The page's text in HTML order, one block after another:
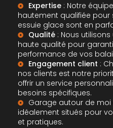
Expertise : Notre
hautement qualifiée
essuie glace sont en
Qualité : Nous
haute qualité pour
performance de vos
Engagement client :
nos clients est notre
offrir un service
besoins spécifiques.
Garage autour de moi
idéalement situés pour
et pratiques.